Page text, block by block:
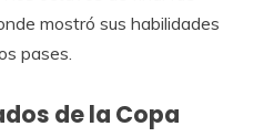
mostró sus habilidades
pases.
de la Copa